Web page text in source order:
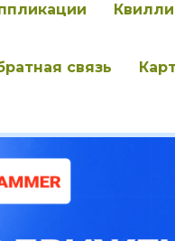
связь